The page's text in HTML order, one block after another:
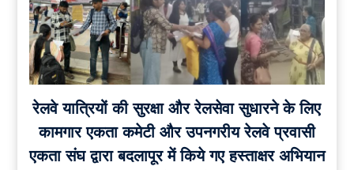
रेलवे यात्रियों की सुरक्षा और रेलसेवा सुधारने के लिए
कामगार एकता कमेटी और उपनगरीय रेलवे प्रवासी
एकता संघ द्वारा बदलापूर में किये गए हस्ताक्षर अभियान